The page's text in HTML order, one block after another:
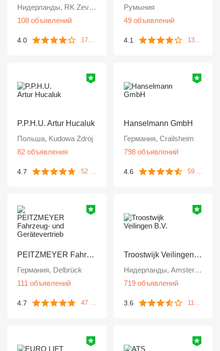
Нидерланды, RK Zevenbergen
108 объявлений
4.0 172 отзыва
Румыния
49 объявлений
4.1 133 отзыва
P.P.H.U. Artur Hucaluk
Польша, Kudowa Zdrój
82 объявления
4.7 52 отзыва
Hanselmann GmbH
Германия, Crailsheim
798 объявлений
4.6 59 отзывов
PEITZMEYER Fahrzeug- und Gerätevertrieb
Германия, Delbrück
111 объявлений
4.7 47 отзывов
Troostwijk Veilingen B.V.
Нидерланды, Amsterdam
719 объявлений
3.6 1127 отзывов